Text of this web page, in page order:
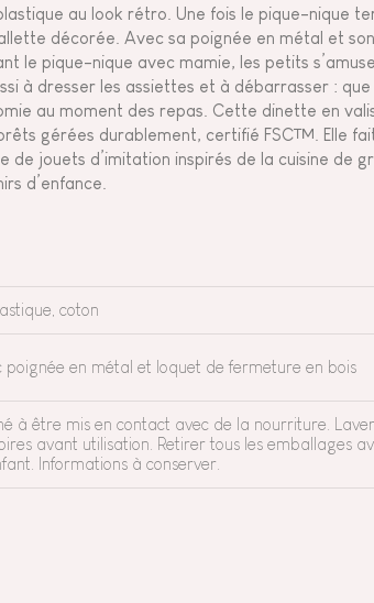
au look rétro. Une fois le pique-nique
décorée. Avec sa poignée en métal et
le pique-nique avec mamie, les petits
à dresser les assiettes et à débarrasser :
au moment des repas. Cette dinette en
gérées durablement, certifié FSC™. Elle
de jouets d’imitation inspirés de la cuisine de
d’enfance.
coton
poignée en métal et loquet de fermeture en bois
à être mis en contact avec de la nourriture. Laver
avant utilisation. Retirer tous les emballages
Informations à conserver.